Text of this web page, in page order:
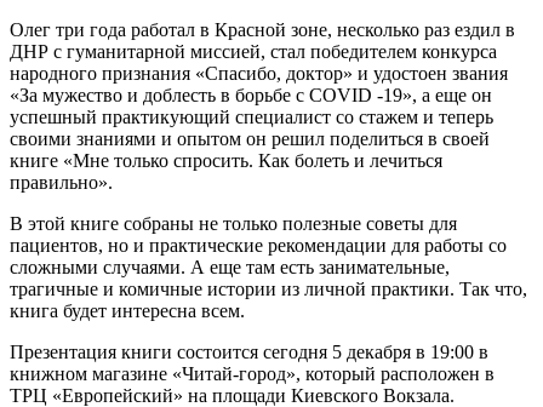
Олег три года работал в Красной зоне, несколько раз ездил в
ДНР с гуманитарной миссией, стал победителем конкурса
народного признания «Спасибо, доктор» и удостоен звания
«За мужество и доблесть в борьбе с COVID -19», а еще он
успешный практикующий специалист со стажем и теперь
своими знаниями и опытом он решил поделиться в своей
книге «Мне только спросить. Как болеть и лечиться
правильно».
В этой книге собраны не только полезные советы для
пациентов, но и практические рекомендации для работы со
сложными случаями. А еще там есть занимательные,
трагичные и комичные истории из личной практики. Так что,
книга будет интересна всем.
Презентация книги состоится сегодня 5 декабря в 19:00 в
книжном магазине «Читай-город», который расположен в
ТРЦ «Европейский» на площади Киевского Вокзала.